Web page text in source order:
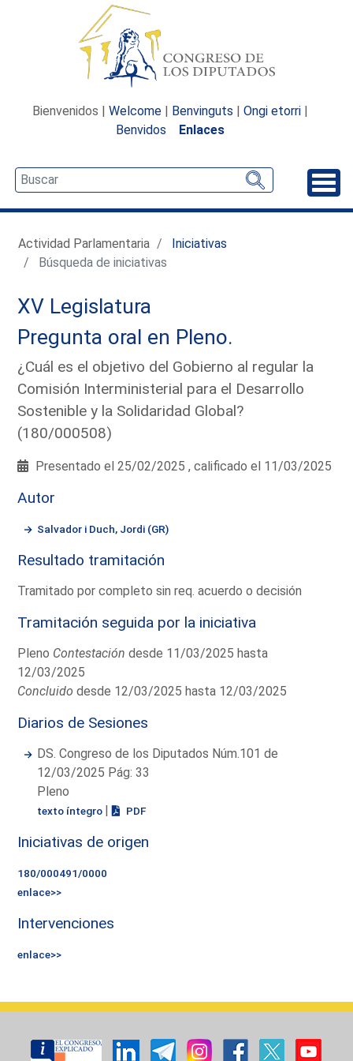
Bienvenidos | Welcome | Benvinguts | Ongi etorri |
Benvidos
Enlaces
Actividad Parlamentaria
Iniciativas
Búsqueda de iniciativas
XV Legislatura
Pregunta oral en Pleno.
¿Cuál es el objetivo del Gobierno al regular la
Comisión Interministerial para el Desarrollo
Sostenible y la Solidaridad Global?
(180/000508)
Presentado el 25/02/2025 , calificado el 11/03/2025
Autor
Salvador i Duch, Jordi (GR)
Resultado tramitación
Tramitado por completo sin req. acuerdo o decisión
Tramitación seguida por la iniciativa
Pleno Contestación desde 11/03/2025 hasta
12/03/2025
Concluido desde 12/03/2025 hasta 12/03/2025
Diarios de Sesiones
DS. Congreso de los Diputados Núm.101 de
12/03/2025 Pág: 33
Pleno
texto íntegro | PDF
Iniciativas de origen
180/000491/0000
enlace>>
Intervenciones
enlace>>